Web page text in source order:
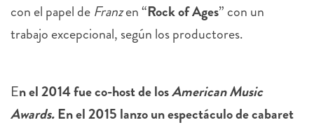
con el papel de Franzen “Rock of Ages” con un
trabajo excepcional, según los productores.
En el 2014 fue co-host de losAmerican Music
Awards.En el 2015 lanzo un espectáculo de cabaret